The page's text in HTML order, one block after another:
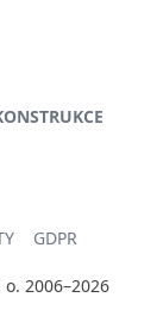
GDPR
2006–2026